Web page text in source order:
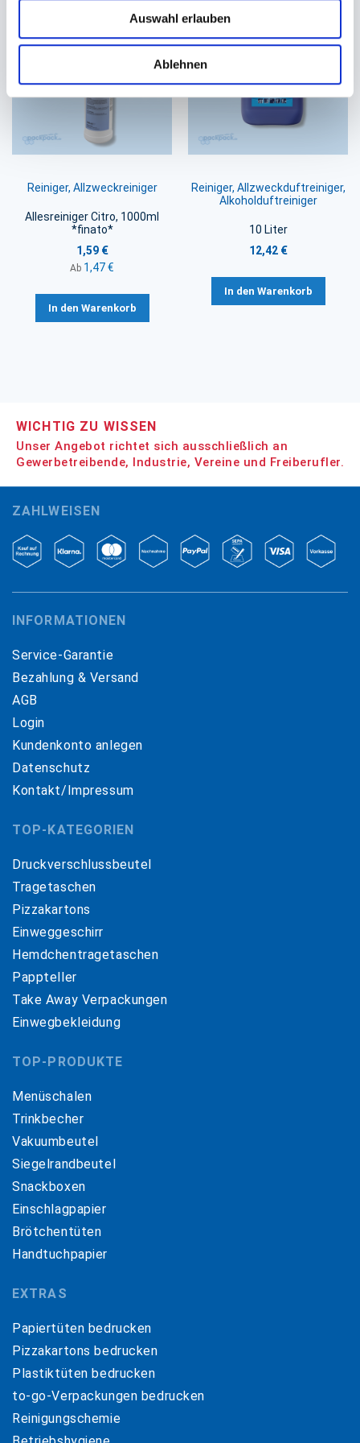
Auswahl erlauben
Ablehnen
Reiniger, Allzweckreiniger
Allesreiniger Citro, 1000ml
*finato*
1,59 €
Ab 1,47 €
In den Warenkorb
Reiniger, Allzweckduftreiniger,
Alkoholduftreiniger
10 Liter
12,42 €
In den Warenkorb
WICHTIG ZU WISSEN
Unser Angebot richtet sich ausschließlich an
Gewerbetreibende, Industrie, Vereine und Freiberufler.
ZAHLWEISEN
INFORMATIONEN
Service-Garantie
Bezahlung & Versand
AGB
Login
Kundenkonto anlegen
Datenschutz
Kontakt/Impressum
TOP-KATEGORIEN
Druckverschlussbeutel
Tragetaschen
Pizzakartons
Einweggeschirr
Hemdchentragetaschen
Pappteller
Take Away Verpackungen
Einwegbekleidung
TOP-PRODUKTE
Menüschalen
Trinkbecher
Vakuumbeutel
Siegelrandbeutel
Snackboxen
Einschlagpapier
Brötchentüten
Handtuchpapier
EXTRAS
Papiertüten bedrucken
Pizzakartons bedrucken
Plastiktüten bedrucken
to-go-Verpackungen bedrucken
Reinigungschemie